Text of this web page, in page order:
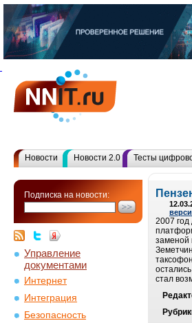
Новости Новости 2.0 Тесты
Подписка на новости:
Управление
документами
Интернет
Интеграция
Безопасность
2007
заменой
стал